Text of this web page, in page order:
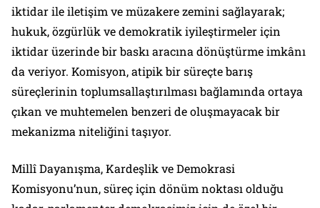
iktidar ile iletişim ve müzakere zemini sağlayarak;
hukuk, özgürlük ve demokratik iyileştirmeler için
iktidar üzerinde bir baskı aracına dönüştürme imkânı
da veriyor. Komisyon, atipik bir süreçte barış
süreçlerinin toplumsallaştırılması bağlamında ortaya
çıkan ve muhtemelen benzeri de oluşmayacak bir
mekanizma niteliğini taşıyor.
Millî Dayanışma, Kardeşlik ve Demokrasi
Komisyonu’nun, süreç için dönüm noktası olduğu